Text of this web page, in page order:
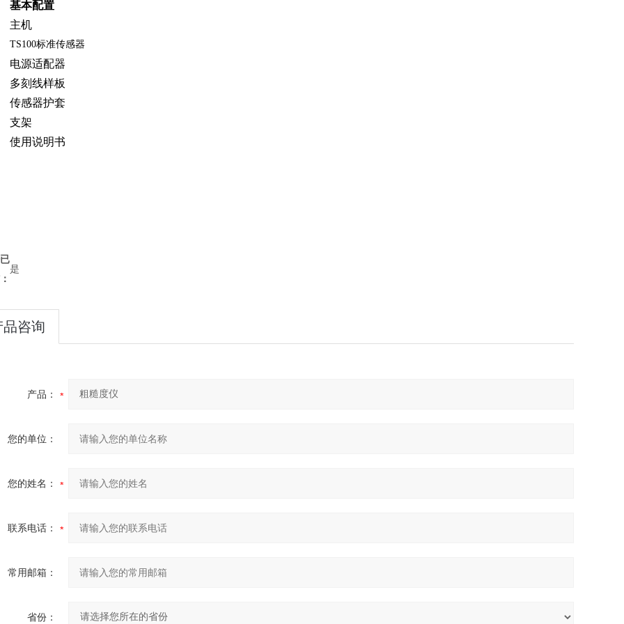
基本配置
主机
TS100标准传感器
电源适配器
多刻线样板
传感器护套
支架
使用说明书
是
品咨询
产品：
您的单位：
您的姓名：
联系电话：
常用邮箱：
省份：